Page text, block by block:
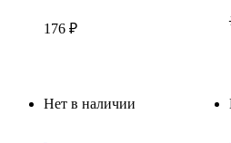
176 ₽
Нет в наличии